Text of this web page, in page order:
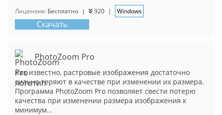
Лицензия: Бесплатно | 920 | Windows
Скачать
PhotoZoom Pro
Как известно, растровые изображения достаточно
сильно теряют в качестве при изменении их размера.
Программа PhotoZoom Pro позволяет свести потерю
качества при изменении размера изображения к
минимум...